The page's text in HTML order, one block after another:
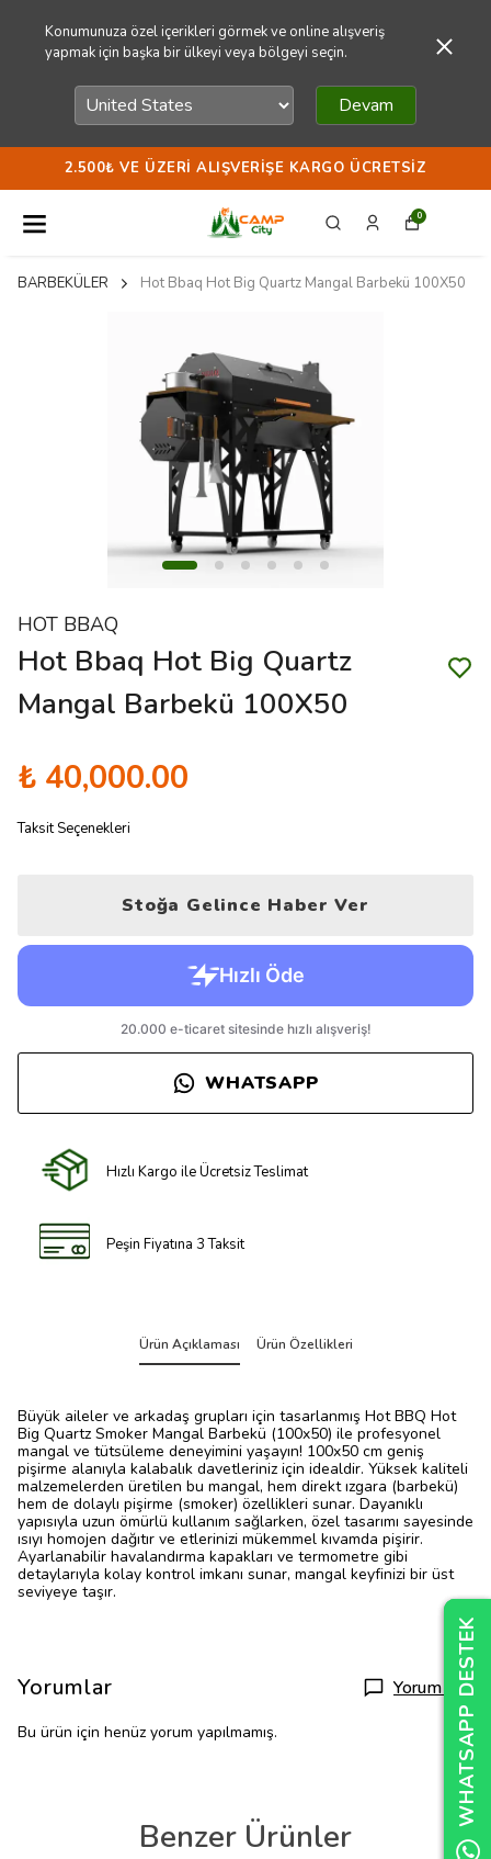
Konumunuza özel içerikleri görmek ve online alışveriş
yapmak için başka bir ülkeyi veya bölgeyi seçin.
Devam
2.500₺ VE ÜZERI ALIŞVERIŞE KARGO ÜCRETSIZ
0
BARBEKÜLER Hot Bbaq Hot Big Quartz Mangal Barbekü 100X50
HOT BBAQ
Hot Bbaq Hot Big Quartz
Mangal Barbekü 100X50
₺ 40,000.00
Taksit Seçenekleri
Stoğa Gelince Haber Ver
WHATSAPP
Hızlı Kargo ile Ücretsiz Teslimat
Peşin Fiyatına 3 Taksit
Ürün Açıklaması Ürün Özellikleri
Büyük aileler ve arkadaş grupları için tasarlanmış Hot BBQ Hot
Big Quartz Smoker Mangal Barbekü (100x50) ile profesyonel
mangal ve tütsüleme deneyimini yaşayın! 100x50 cm geniş
pişirme alanıyla kalabalık davetleriniz için idealdir. Yüksek kaliteli
malzemelerden üretilen bu mangal, hem direkt ızgara (barbekü)
hem de dolaylı pişirme (smoker) özellikleri sunar. Dayanıklı
yapısıyla uzun ömürlü kullanım sağlarken, özel tasarımı sayesinde
ısıyı homojen dağıtır ve etlerinizi mükemmel kıvamda pişirir.
Ayarlanabilir havalandırma kapakları ve termometre gibi
detaylarıyla kolay kontrol imkanı sunar, mangal keyfinizi bir üst
seviyeye taşır.
Yorumlar Yorum Yap
Bu ürün için henüz yorum yapılmamış.
Benzer Ürünler
WHATSAPP DESTEK
WHATSAPP DESTEK
WHATSAPP DESTEK